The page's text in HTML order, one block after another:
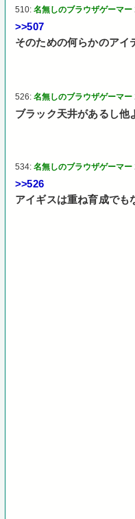
510:名無しのブラウザゲーマー
>>507
そのための何らかのア
526:名無しのブラウザゲーマー
ブラック天井があるし他
534:名無しのブラウザゲーマー
>>526
アイギスは重ね育成でも